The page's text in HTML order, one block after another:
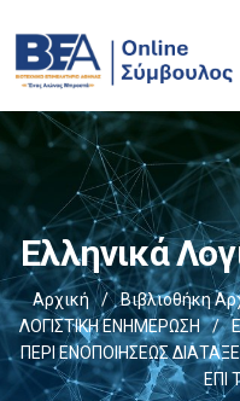
Ελληνικά
Αρχική / Βιβλιοθήκη
ΛΟΓΙΣΤΙΚΗ ΕΝΗΜΕΡΩΣΗ
/
ΠΕΡΙ ΕΝΟΠΟΙΗΣΕΩΣ
ΕΠΙ